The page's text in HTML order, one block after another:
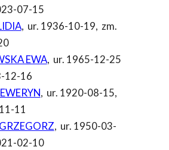
07-15
, ur. 1936-10-19, zm.
EWA, ur. 1965-12-25
12-16
, ur. 1920-08-15,
11
, ur. 1950-03-
02-10